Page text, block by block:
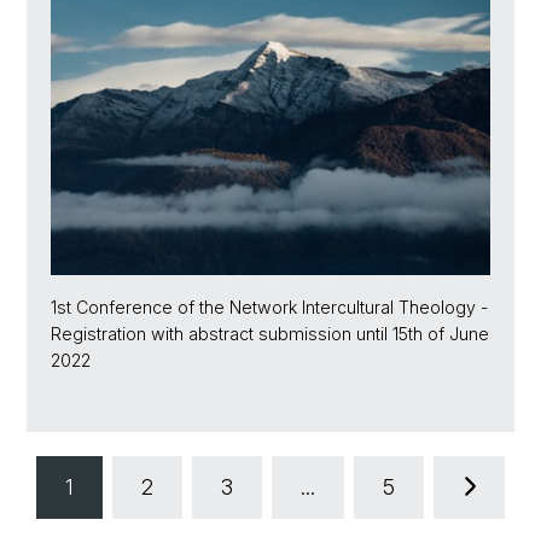
1st Conference of the Network Intercultural Theology -
Registration with abstract submission until 15th of June
2022
1 2 3 ... 5